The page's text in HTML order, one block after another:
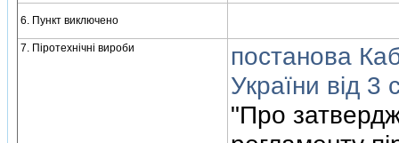
6. Пункт виключено
7. Пiротехнiчнi вироби
постанова
України вiд 3
"Про